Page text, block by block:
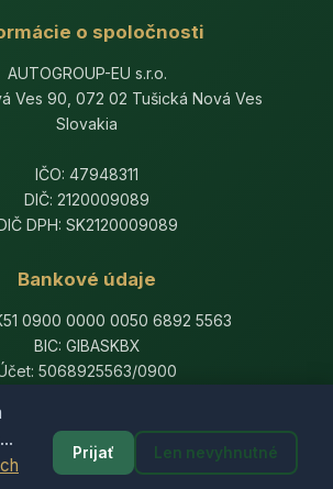
Prijať Len nevyhnutné
o spoločnosti
AUTOGROUP-EU s.r.o.
Ves 90, 072 02 Tušická Nová Ves
Slovakia
IČO: 47948311
DIČ: 2120009089
DPH: SK2120009089
Bankové údaje
0900 0000 0050 6892 5563
BIC: GIBASKBX
5068925563/0900